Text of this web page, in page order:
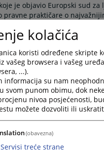
je objavio Europski sud za
pravne praktičare o
sudska praksa o širokom
ili „Europska konvencija”)
članku, na koje
presudama i
za pojašnjenje,
koje su preuzele kao
A br. 25 i, nedavno,
svoja dva službena
jezika te poveznice na oko
za navedene predmete
možete pronaći nakon što
kolačića
koristi određene skripte
vašeg browsera i vašeg
...).
informacija su nam
svom punom obimu, dok
nivoa posjećenosti,
možete dozvoliti ili
(obavezna)
Servisi treće strane